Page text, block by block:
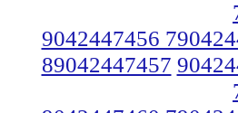
9042447456
89042447457